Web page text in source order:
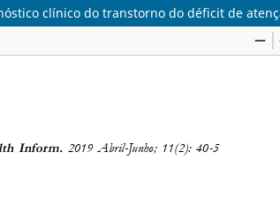
clínico do transtorno do déficit de